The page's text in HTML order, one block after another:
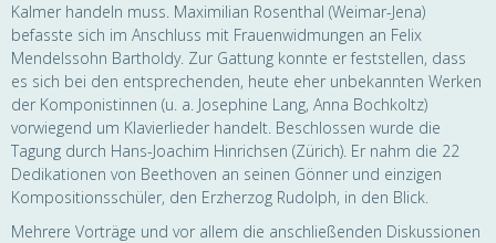
Kalmer handeln muss. Maximilian Rosenthal (Weimar-Jena)
befasste sich im Anschluss mit Frauenwidmungen an Felix
Mendelssohn Bartholdy. Zur Gattung konnte er feststellen, dass
es sich bei den entsprechenden, heute eher unbekannten Werken
der Komponistinnen (u. a. Josephine Lang, Anna Bochkoltz)
vorwiegend um Klavierlieder handelt. Beschlossen wurde die
Tagung durch Hans-Joachim Hinrichsen (Zürich). Er nahm die 22
Dedikationen von Beethoven an seinen Gönner und einzigen
Kompositionsschüler, den Erzherzog Rudolph, in den Blick.
Mehrere Vorträge und vor allem die anschließenden Diskussionen